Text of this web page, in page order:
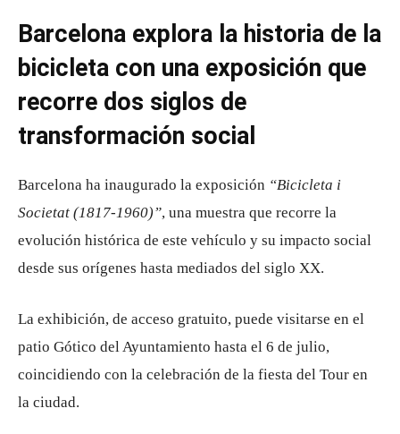
Barcelona explora la historia de la
bicicleta con una exposición que
recorre dos siglos de
transformación social
Barcelona ha inaugurado la exposición “Bicicleta i
Societat (1817-1960)”, una muestra que recorre la
evolución histórica de este vehículo y su impacto social
desde sus orígenes hasta mediados del siglo XX.
La exhibición, de acceso gratuito, puede visitarse en el
patio Gótico del Ayuntamiento hasta el 6 de julio,
coincidiendo con la celebración de la fiesta del Tour en
la ciudad.